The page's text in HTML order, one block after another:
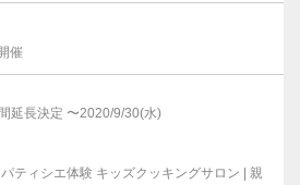
催
延長決定 〜2020/9/30(水)
ティシエ体験 キッズクッキングサロン | 親